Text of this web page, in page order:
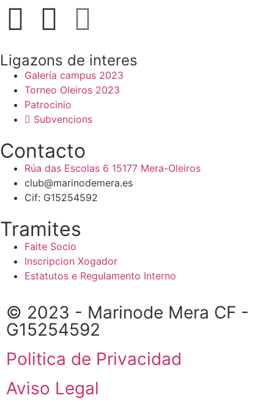
Ligazons de interes
Galería campus 2023
Torneo Oleiros 2023
Patrocinio
Subvencions
Contacto
Rúa das Escolas 6 15177 Mera-Oleiros
club@marinodemera.es
Cif: G15254592
Tramites
Faite Socio
Inscripcion Xogador
Estatutos e Regulamento Interno
© 2023 - Marinode Mera CF -
G15254592
Politica de Privacidad
Aviso Legal